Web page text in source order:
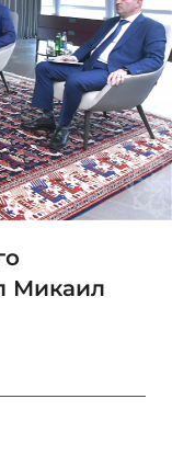
Микаил